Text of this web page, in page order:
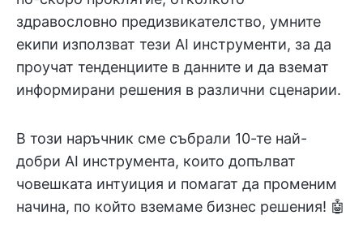
здравословно предизвикателство, умните
екипи използват тези AI инструменти, за да
проучат тенденциите в данните и да вземат
информирани решения в различни сценарии.
В този наръчник сме събрали 10-те най-
добри AI инструмента, които допълват
човешката интуиция и помагат да променим
начина, по който вземаме бизнес решения! 🤖